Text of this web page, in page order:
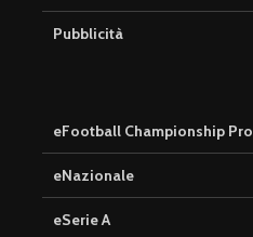
Pubblicità
eFootball Championship Pro
eNazionale
eSerie A